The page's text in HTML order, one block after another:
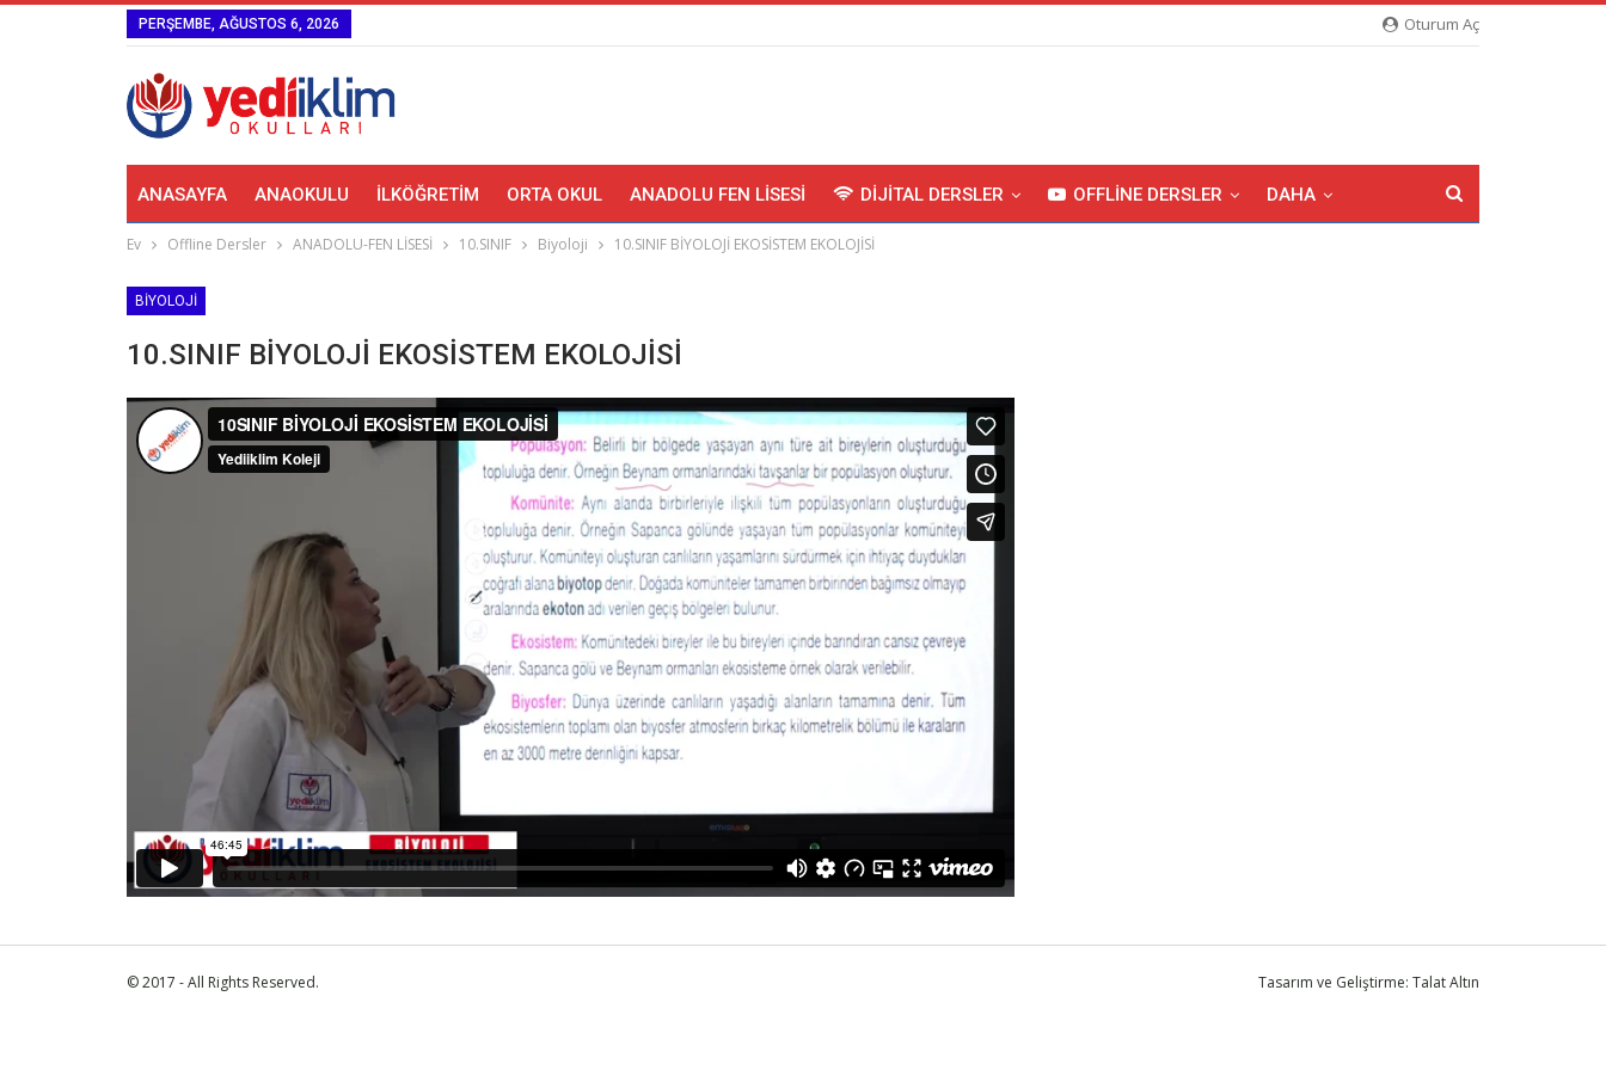
Oturum Aç
PERŞEMBE, AĞUSTOS 6, 2026
ANASAYFA ANAOKULU İLKÖĞRETIM ORTA OKUL ANADOLU FEN LISESI DIJITAL DERSLER OFFLINE DERSLER DAHA
Ev Offline Dersler ANADOLU-FEN LİSESİ 10.SINIF Biyoloji 10.SINIF BİYOLOJİ EKOSİSTEM EKOLOJİSİ
BIYOLOJI
10.SINIF BİYOLOJİ EKOSİSTEM EKOLOJİSİ
© 2017 - All Rights Reserved. Tasarım ve Geliştirme: Talat Altın